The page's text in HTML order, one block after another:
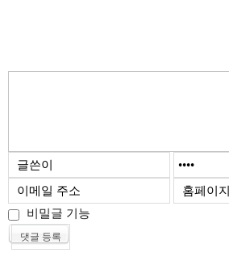
비밀글 기능